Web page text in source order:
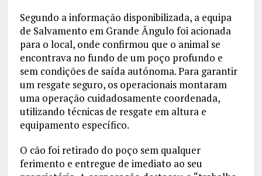
Segundo a informação disponibilizada, a equipa
de Salvamento em Grande Ângulo foi acionada
para o local, onde confirmou que o animal se
encontrava no fundo de um poço profundo e
sem condições de saída autónoma. Para garantir
um resgate seguro, os operacionais montaram
uma operação cuidadosamente coordenada,
utilizando técnicas de resgate em altura e
equipamento específico.
O cão foi retirado do poço sem qualquer
ferimento e entregue de imediato ao seu